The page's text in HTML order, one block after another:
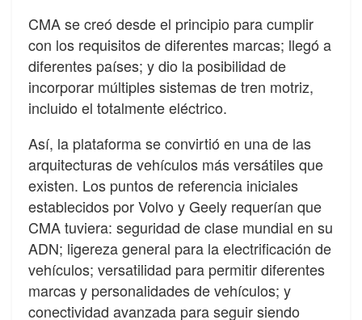
CMA se creó desde el principio para cumplir
con los requisitos de diferentes marcas; llegó a
diferentes países; y dio la posibilidad de
incorporar múltiples sistemas de tren motriz,
incluido el totalmente eléctrico.
Así, la plataforma se convirtió en una de las
arquitecturas de vehículos más versátiles que
existen. Los puntos de referencia iniciales
establecidos por Volvo y Geely requerían que
CMA tuviera: seguridad de clase mundial en su
ADN; ligereza general para la electrificación de
vehículos; versatilidad para permitir diferentes
marcas y personalidades de vehículos; y
conectividad avanzada para seguir siendo